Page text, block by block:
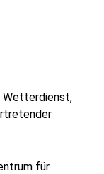
Wetterdienst,
für